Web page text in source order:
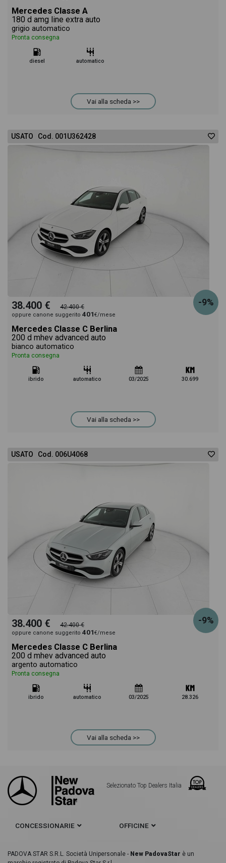
Mercedes Classe A
180 d amg line extra auto
grigio automatico
Pronta consegna
diesel automatico
Vai alla scheda >>
USATO Cod. 001U362428
-9%
38.400 € 42.400 €
oppure canone suggerito 401€/mese
Mercedes Classe C Berlina
200 d mhev advanced auto
bianco automatico
Pronta consegna
ibrido automatico 03/2025 30.699
Vai alla scheda >>
USATO Cod. 006U4068
-9%
38.400 € 42.400 €
oppure canone suggerito 401€/mese
Mercedes Classe C Berlina
200 d mhev advanced auto
argento automatico
Pronta consegna
ibrido automatico 03/2025 28.326
Vai alla scheda >>
Selezionato Top Dealers Italia
CONCESSIONARIE OFFICINE
PADOVA STAR S.R.L. Società Unipersonale - New PadovaStar è un